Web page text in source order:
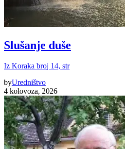
Slušanje duše
Iz Koraka broj 14, str
byUredništvo
4 kolovoza, 2026